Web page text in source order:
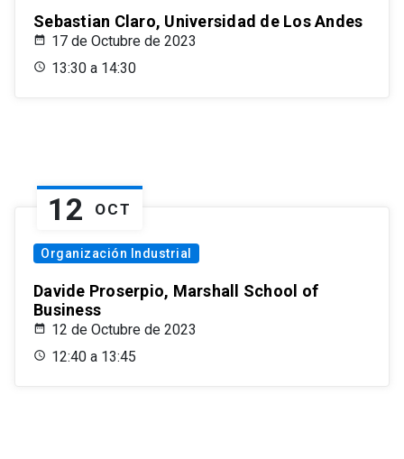
Sebastian Claro, Universidad de Los Andes
17 de Octubre de 2023
13:30 a 14:30
12 OCT
Organización Industrial
Davide Proserpio, Marshall School of
Business
12 de Octubre de 2023
12:40 a 13:45